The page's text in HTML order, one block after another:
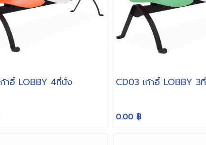
าอี้ LOBBY 4ที่ันั่ง CD03 เก้าอี้ LOBBY 3
0.00 ฿